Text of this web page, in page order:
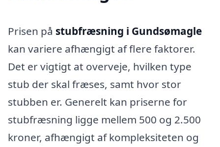
Prisen på stubfræsning i Gundsømagle
kan variere afhængigt af flere faktorer.
Det er vigtigt at overveje, hvilken type
stub der skal fræses, samt hvor stor
stubben er. Generelt kan priserne for
stubfræsning ligge mellem 500 og 2.500
kroner, afhængigt af kompleksiteten og